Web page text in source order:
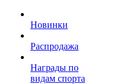
Новинки
Распродажа
Награды по
видам спорта